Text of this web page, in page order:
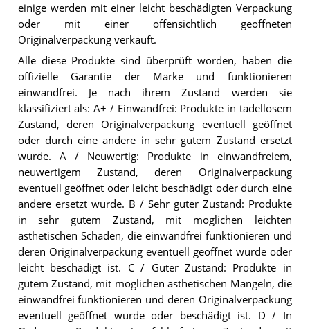
einige werden mit einer leicht beschädigten Verpackung
oder mit einer offensichtlich geöffneten
Originalverpackung verkauft.
Alle diese Produkte sind überprüft worden, haben die
offizielle Garantie der Marke und funktionieren
einwandfrei. Je nach ihrem Zustand werden sie
klassifiziert als: A+ / Einwandfrei: Produkte in tadellosem
Zustand, deren Originalverpackung eventuell geöffnet
oder durch eine andere in sehr gutem Zustand ersetzt
wurde. A / Neuwertig: Produkte in einwandfreiem,
neuwertigem Zustand, deren Originalverpackung
eventuell geöffnet oder leicht beschädigt oder durch eine
andere ersetzt wurde. B / Sehr guter Zustand: Produkte
in sehr gutem Zustand, mit möglichen leichten
ästhetischen Schäden, die einwandfrei funktionieren und
deren Originalverpackung eventuell geöffnet wurde oder
leicht beschädigt ist. C / Guter Zustand: Produkte in
gutem Zustand, mit möglichen ästhetischen Mängeln, die
einwandfrei funktionieren und deren Originalverpackung
eventuell geöffnet wurde oder beschädigt ist. D / In